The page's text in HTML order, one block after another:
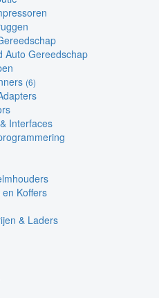
Auto Gereedschap
(6)
Interfaces
Koffers
& Laders